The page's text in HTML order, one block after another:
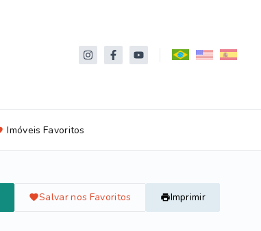
Imóveis Favoritos
Salvar nos Favoritos Imprimir